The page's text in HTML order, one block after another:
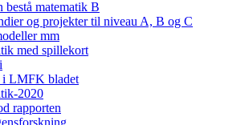
bestå matematik B
og projekter til niveau A, B og C
mm
med spillekort
LMFK bladet
2020
rapporten